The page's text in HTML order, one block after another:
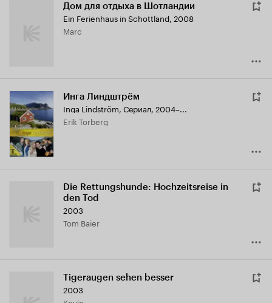
Дом для отдыха в Шотландии
Ein Ferienhaus in Schottland, 2008
Marc
Инга Линдштрём
Inga Lindström, Сериал, 2004–...
Erik Torberg
Die Rettungshunde: Hochzeitsreise in
den Tod
2003
Tom Baier
Tigeraugen sehen besser
2003